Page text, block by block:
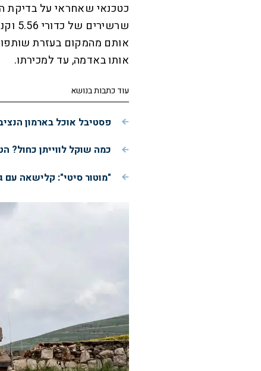
כטכנאי שאחראי על בדיקת
אותם מהמקום בעזרת
אותו באדמה, עד למכירתו.
עוד כתבות בנושא
פסטיבל אוכל בארמון
כמה שוקל לווייתן כחול?
"מוטור סיטי": קלישאה עם